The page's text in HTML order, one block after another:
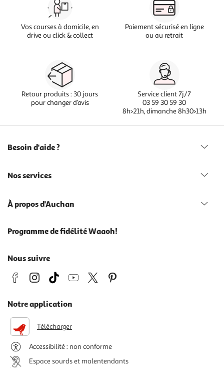
Vos courses à domicile, en
drive ou click & collect
Paiement sécurisé en ligne
ou au retrait
Retour produits : 30 jours
pour changer d’avis
Service client 7j/7
03 59 30 59 30
8h>21h, dimanche 8h30>13h
Besoin d'aide ?
Nos services
À propos d'Auchan
Programme de fidélité Waaoh!
Nous suivre
Notre application
Télécharger
Accessibilité : non conforme
Espace sourds et malentendants